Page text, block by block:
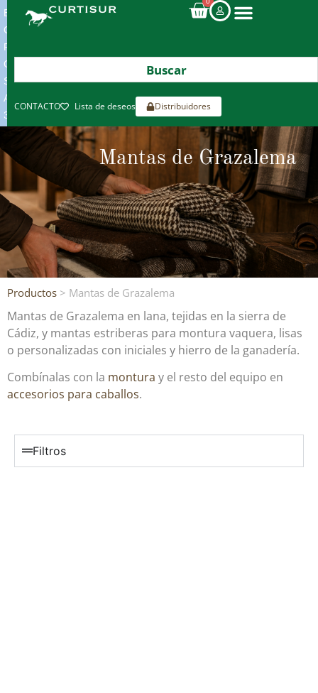
ENVIOS
GRATIS
POR
COMPRAS
SUPERIORES
A
300€*
CONTACTO Lista de deseos Distribuidores
Mantas de Grazalema
Productos > Mantas de Grazalema
Mantas de Grazalema en lana, tejidas en la sierra de
Cádiz, y mantas estriberas para montura vaquera, lisas
o personalizadas con iniciales y hierro de la ganadería.
Combínalas con la montura y el resto del equipo en
accesorios para caballos.
Filtros